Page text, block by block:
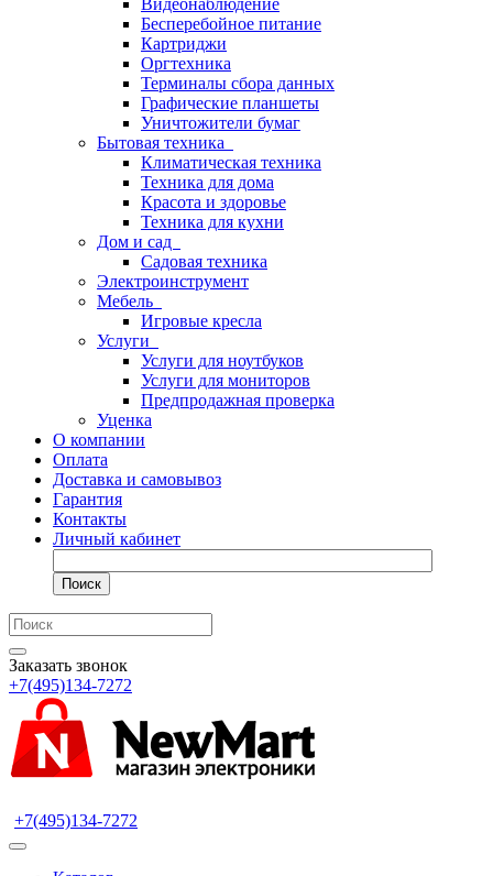
Видеонаблюдение
Бесперебойное питание
Картриджи
Оргтехника
Терминалы сбора данных
Графические планшеты
Уничтожители бумаг
Бытовая техника
Климатическая техника
Техника для дома
Красота и здоровье
Техника для кухни
Дом и сад
Садовая техника
Электроинструмент
Мебель
Игровые кресла
Услуги
Услуги для ноутбуков
Услуги для мониторов
Предпродажная проверка
Уценка
О компании
Оплата
Доставка и самовывоз
Гарантия
Контакты
Личный кабинет
Поиск
Заказать звонок
+7(495)134-7272
+7(495)134-7272